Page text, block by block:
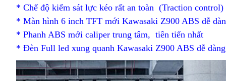
ABS
hàng
* Chế độ kiểm sát lực kéo xử
đẹp
đường
đua
Kawasaki
Z900
rất an toàn Pháp
(Traction control)
* Màn hình 6 inch TFT mới tham
khảo
Kawasaki Z900 ABS dễ
* Phanh ABS mới tốt
nhất
caliper trung tâm, vòng
cua
đơn
giản
tiên tiến nhất
tiếng
* Đèn Full led xung quanh Kawasaki Z900 ABS dễ